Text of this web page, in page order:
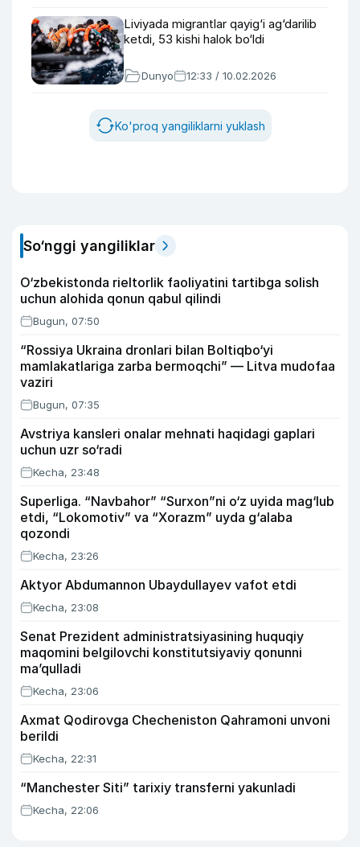
Liviyada migrantlar qayig‘i ag‘darilib
ketdi, 53 kishi halok bo‘ldi
Dunyo 12:33 / 10.02.2026
Ko'proq yangiliklarni yuklash
So‘nggi yangiliklar
O‘zbekistonda rieltorlik faoliyatini tartibga solish
uchun alohida qonun qabul qilindi
Bugun, 07:50
“Rossiya Ukraina dronlari bilan Boltiqbo‘yi
mamlakatlariga zarba bermoqchi” — Litva mudofaa
vaziri
Bugun, 07:35
Avstriya kansleri onalar mehnati haqidagi gaplari
uchun uzr so‘radi
Kecha, 23:48
Superliga. “Navbahor” “Surxon”ni o‘z uyida mag‘lub
etdi, “Lokomotiv” va “Xorazm” uyda g‘alaba
qozondi
Kecha, 23:26
Aktyor Abdu­mannon Ubaydullayev vafot etdi
Kecha, 23:08
Senat Prezident administratsiyasining huquqiy
maqomini belgilovchi konstitutsiyaviy qonunni
ma’qulladi
Kecha, 23:06
Axmat Qodirovga Checheniston Qahramoni unvoni
berildi
Kecha, 22:31
“Manchester Siti” tarixiy transferni yakunladi
Kecha, 22:06